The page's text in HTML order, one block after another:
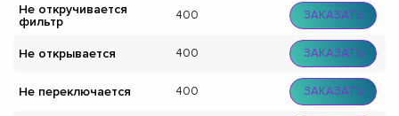
Не откручивается
фильтр
400 ЗАКАЗАТЬ
Не открывается 400 ЗАКАЗАТЬ
Не переключается 400 ЗАКАЗАТЬ